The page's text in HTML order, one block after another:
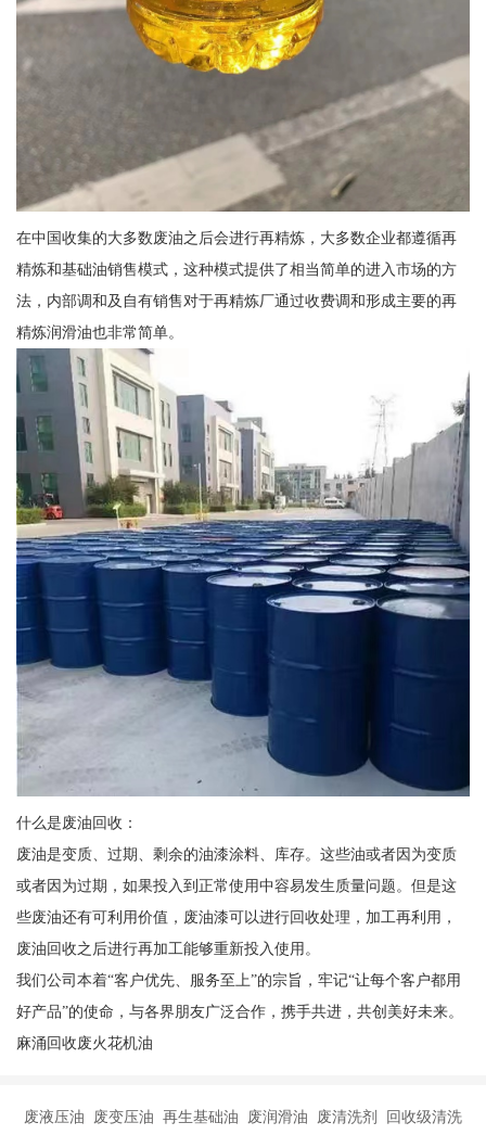
在中国收集的大多数废油之后会进行再精炼，大多数企业都遵循再
精炼和基础油销售模式，这种模式提供了相当简单的进入市场的方
法，内部调和及自有销售对于再精炼厂通过收费调和形成主要的再
精炼润滑油也非常简单。
什么是废油回收：
废油是变质、过期、剩余的油漆涂料、库存。这些油或者因为变质
或者因为过期，如果投入到正常使用中容易发生质量问题。但是这
些废油还有可利用价值，废油漆可以进行回收处理，加工再利用，
废油回收之后进行再加工能够重新投入使用。
我们公司本着“客户优先、服务至上”的宗旨，牢记“让每个客户都用
好产品”的使命，与各界朋友广泛合作，携手共进，共创美好未来。
麻涌回收废火花机油
废液压油 废变压油 再生基础油 废润滑油 废清洗剂 回收级清洗